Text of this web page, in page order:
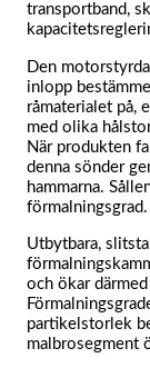
transportband,
Den
inlopp
råmaterialet på,
med olika
När produkten
denna sönder
hammarna.
förmalningsgrad.
Utbytbara,
och ökar
partikelstorlek
malbrosegment